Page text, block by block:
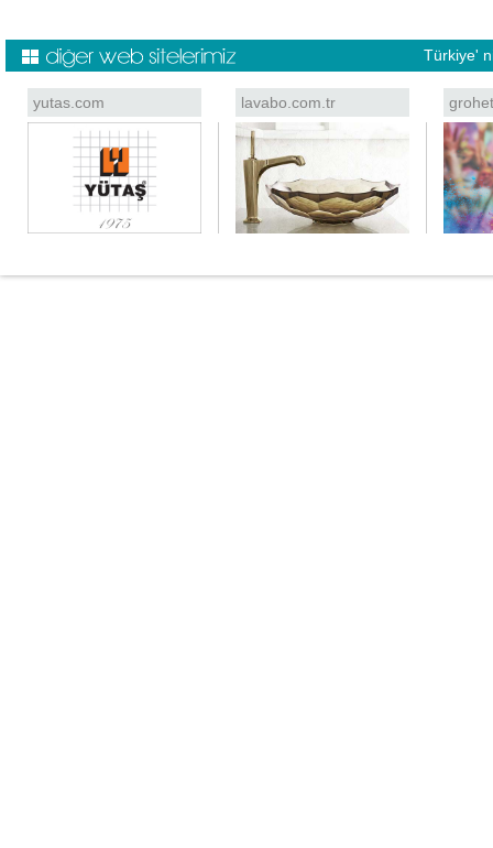
Türkiye'
yutas.com lavabo.com.tr